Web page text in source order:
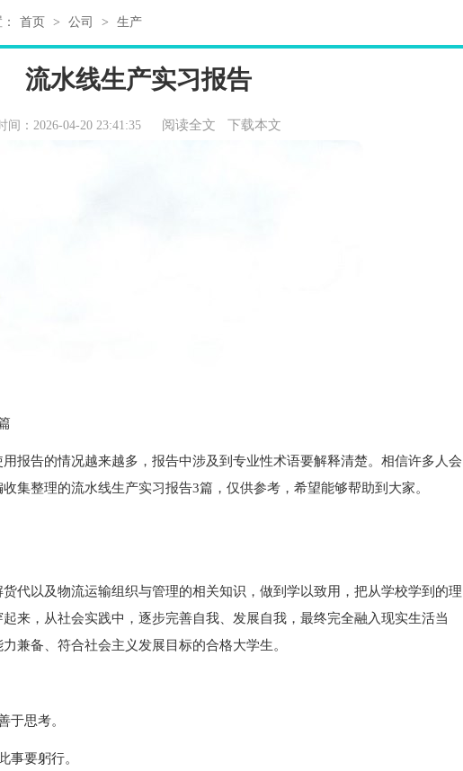
首页 > 公司 > 生产
流水线生产实习报告
间：2026-04-20 23:41:35 阅读全文 下载本文
报告的情况越来越多，报告中涉及到专业性术语要解释清楚。相信许多人会
集整理的流水线生产实习报告3篇，仅供参考，希望能够帮助到大家。
代以及物流运输组织与管理的相关知识，做到学以致用，把从学校学到的理
来，从社会实践中，逐步完善自我、发展自我，最终完全融入现实生活当
兼备、符合社会主义发展目标的合格大学生。
于思考。
事要躬行。